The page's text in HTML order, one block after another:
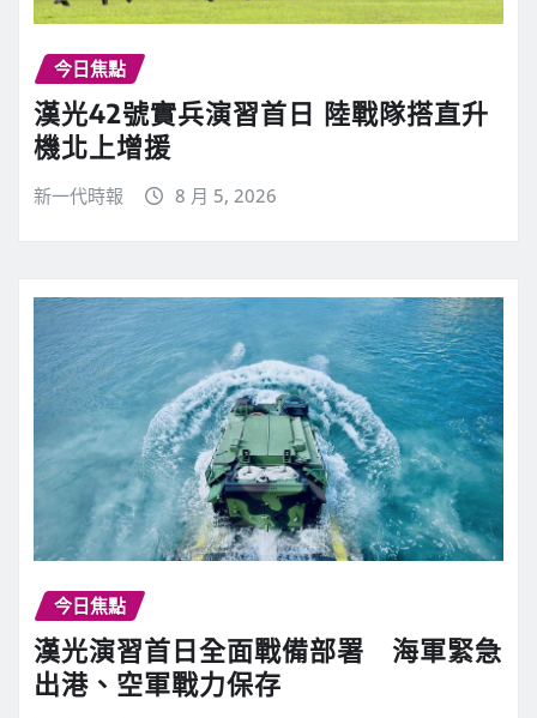
今日焦點
漢光42號實兵演習首日 陸戰隊搭直升
機北上增援
新一代時報 8 月 5, 2026
今日焦點
漢光演習首日全面戰備部署 海軍緊急
出港、空軍戰力保存